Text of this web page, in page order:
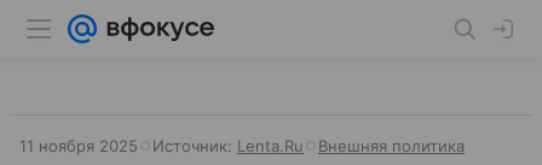
11 ноября 2025 Источник: Lenta.Ru Внешняя политика